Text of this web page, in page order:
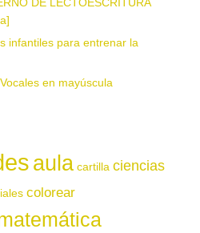
infantiles para entrenar la
en mayúscula
aula cartilla ciencias
colorear